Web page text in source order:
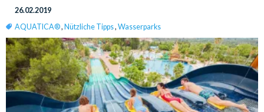
26.02.2019
AQUATICA®, Nützliche Tipps, Wasserparks